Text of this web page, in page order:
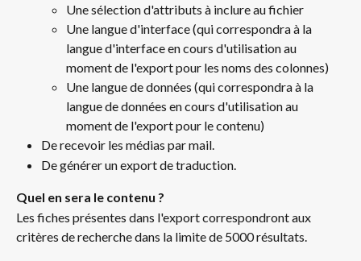
Une sélection d'attributs à inclure au fichier
Une langue d'interface (qui correspondra à la
langue d'interface en cours d'utilisation au
moment de l'export pour les noms des colonnes)
Une langue de données (qui correspondra à la
langue de données en cours d'utilisation au
moment de l'export pour le contenu)
De recevoir les médias par mail.
De générer un export de traduction.
Quel en sera le contenu ?
Les fiches présentes dans l'export correspondront aux
critères de recherche dans la limite de 5000 résultats.